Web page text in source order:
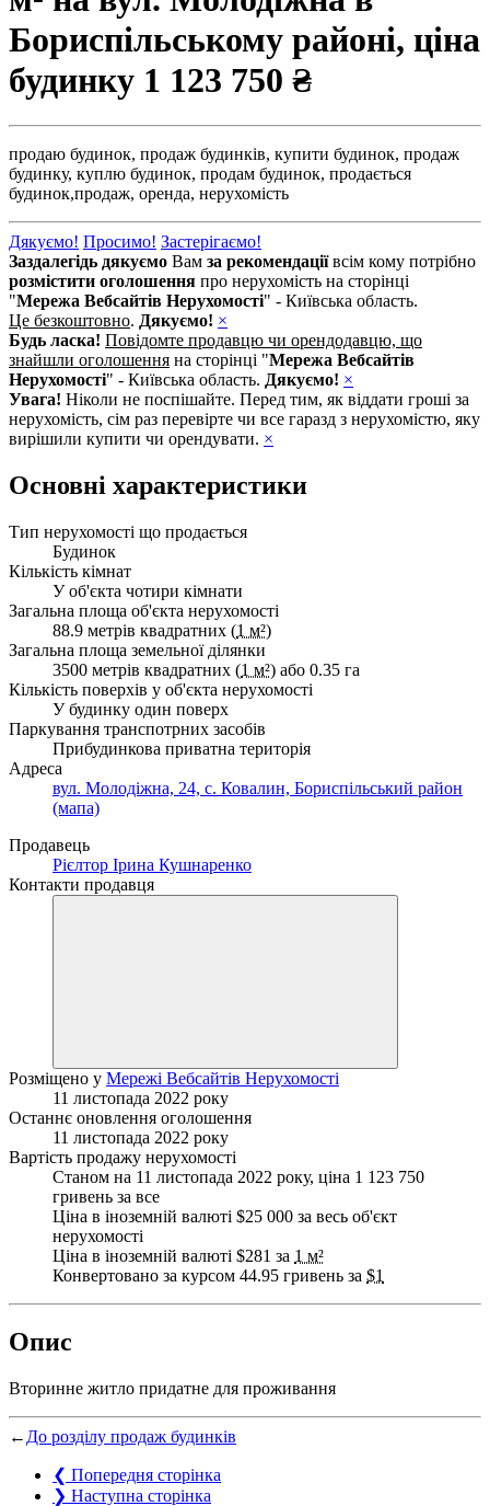
Бориспільському районі, ціна
будинку 1 123 750 ₴
продаю будинок, продаж будинків, купити будинок, продаж
будинку, куплю будинок, продам будинок, продається
будинок,продаж, оренда, нерухомість
Дякуємо! Просимо! Застерігаємо!
Заздалегідь дякуємо Вам за рекомендаціївсім кому потрібно
розмістити оголошення про нерухомість на сторінці
"Мережа Вебсайтів Нерухомості" - Київська область.
Це безкоштовно. Дякуємо! ×
Будь ласка! Повідомте продавцю чи орендодавцю, що
знайшли оголошення на сторінці "Мережа Вебсайтів
Нерухомості" - Київська область. Дякуємо! ×
Увага! Ніколи не поспішайте. Перед тим, як віддати гроші за
нерухомість, сім раз перевірте чи все гаразд з нерухомістю, яку
вирішили купити чи орендувати. ×
Основні характеристики
Тип нерухомості що продається
Будинок
Кількість кімнат
У об'єкта чотири кімнати
Загальна площа об'єкта нерухомості
88.9 метрів квадратних (1 м²)
Загальна площа земельної ділянки
3500 метрів квадратних (1 м²) або 0.35 га
Кількість поверхів у об'єкта нерухомості
У будинку один поверх
Паркування транспотрних засобів
Прибудинкова приватна територія
Адреса
вул. Молодіжна, 24, с. Ковалин, Бориспільський район
(мапа)
Продавець
Рієлтор Ірина Кушнаренко
Контакти продавця
Розміщено у Мережі Вебсайтів Нерухомості
11 листопада 2022 року
Останнє оновлення оголошення
11 листопада 2022 року
Вартість продажу нерухомості
Станом на 11 листопада 2022 року, ціна 1 123 750
гривень за все
Ціна в іноземній валюті $25 000 за весь об'єкт
нерухомості
Ціна в іноземній валюті $281 за 1 м²
Конвертовано за курсом 44.95 гривень за $1
Опис
Вторинне житло придатне для проживання
← До розділу продаж будинків
❮ Попередня сторінка
❯ Наступна сторінка